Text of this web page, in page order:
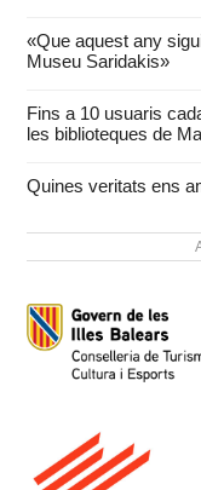
«Que aquest any
Museu Saridakis»
Fins a 10 usuaris
les biblioteques de
Quines veritats ens